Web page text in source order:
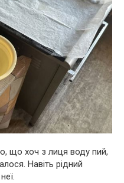
що хоч з лиця воду пий,
Навіть рідний